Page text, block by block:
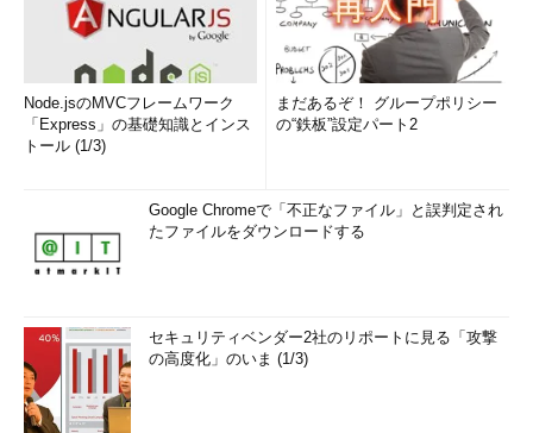
Node.jsのMVCフレームワーク
「Express」の基礎知識とインス
トール (1/3)
まだあるぞ！ グループポリシー
の“鉄板”設定パート2
Google Chromeで「不正なファイル」と誤判定され
たファイルをダウンロードする
セキュリティベンダー2社のリポートに見る「攻撃
の高度化」のいま (1/3)